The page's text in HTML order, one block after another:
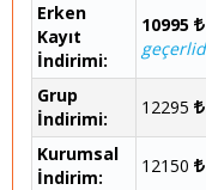
Erken
Kayıt
İndirimi:
10995
Grup
İndirimi:
12295
Kurumsal
İndirim:
12150